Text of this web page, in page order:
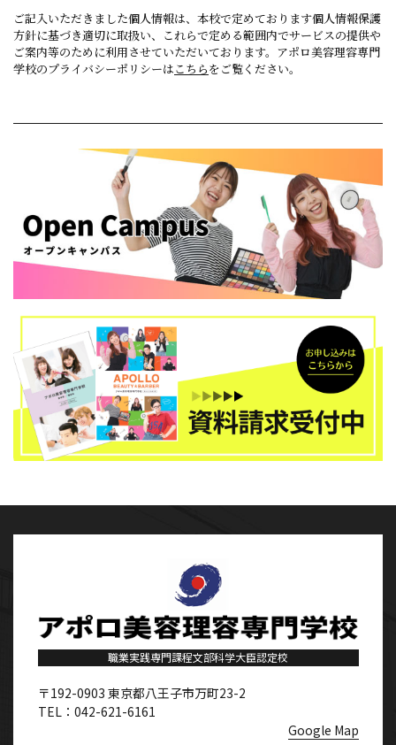
ご記入いただきました個人情報は、本校で定めております個人情報保護
方針に基づき適切に取扱い、これらで定める範囲内でサービスの提供や
ご案内等のために利用させていただいております。アポロ美容理容専門
学校のプライバシーポリシーはこちらをご覧ください。
職業実践専門課程文部科学大臣認定校
〒192-0903 東京都八王子市万町23-2
TEL：042-621-6161
Google Map